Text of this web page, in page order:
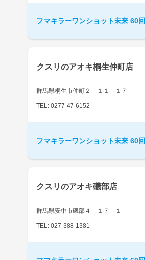
フマキラーワンショット未来 60回
クスリのアオキ桐生仲町店
群馬県桐生市仲町２－１１－１７
TEL: 0277-47-6152
フマキラーワンショット未来 60回
クスリのアオキ磯部店
群馬県安中市磯部４－１７－１
TEL: 027-388-1381